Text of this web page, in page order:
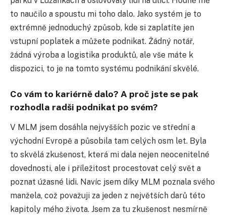
to naučilo a spoustu mi toho dalo. Jako systém je to
extrémně jednoduchý způsob, kde si zaplatíte jen
vstupní poplatek a můžete podnikat. Žádný notář,
žádná výroba a logistika produktů, ale vše máte k
dispozici, to je na tomto systému podnikání skvělé.
Co vám to kariérně dalo? A proč jste se pak
rozhodla radši podnikat po svém?
V MLM jsem dosáhla nejvyšších pozic ve střední a
východní Evropě a působila tam celých osm let. Byla
to skvělá zkušenost, která mi dala nejen neocenitelné
dovednosti, ale i příležitost procestovat celý svět a
poznat úžasné lidi. Navíc jsem díky MLM poznala svého
manžela, což považuji za jeden z největších darů této
kapitoly mého života. Jsem za tu zkušenost nesmírně